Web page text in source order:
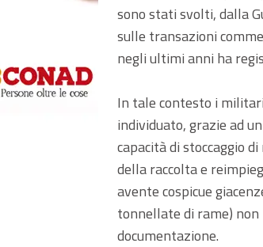
sono stati svolti, dalla
sulle transazioni
negli ultimi anni ha
In tale contesto i
individuato, grazie ad
capacità di stoccaggio
della raccolta e
avente cospicue
tonnellate di rame)
documentazione.